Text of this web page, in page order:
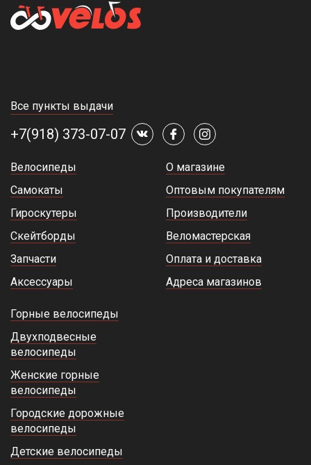
Все пункты выдачи
+7(918) 373-07-07
Велосипеды
Самокаты
Гироскутеры
Скейтборды
Запчасти
Аксессуары
О магазине
Оптовым покупателям
Производители
Веломастерская
Оплата и доставка
Адреса магазинов
Горные велосипеды
Двухподвесные
велосипеды
Женские горные
велосипеды
Городские дорожные
велосипеды
Детские велосипеды